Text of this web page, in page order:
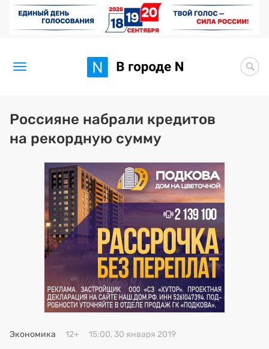
Новости
Статьи
Здоровье
BORЩ
Искусство исцелять
Премия 2026 (текущая)
Премия 2025
Эксперты
Россияне набрали кредитов
на рекордную сумму
Экономика 12+ 15:00, 30 января 2019